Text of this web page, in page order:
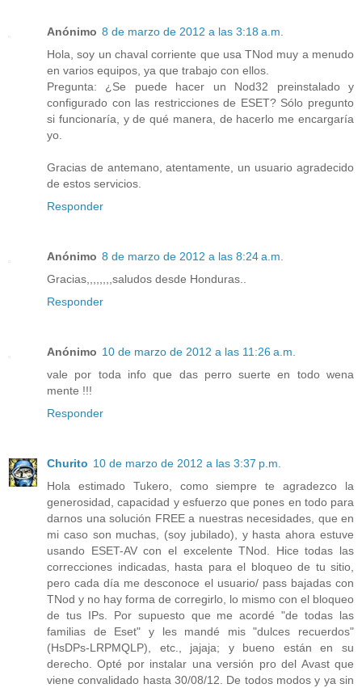
Anónimo 8 de marzo de 2012 a las 3:18 a.m.
Hola, soy un chaval corriente que usa TNod muy a menudo
en varios equipos, ya que trabajo con ellos.
Pregunta: ¿Se puede hacer un Nod32 preinstalado y
configurado con las restricciones de ESET? Sólo pregunto
si funcionaría, y de qué manera, de hacerlo me encargaría
yo.
Gracias de antemano, atentamente, un usuario agradecido
de estos servicios.
Responder
Anónimo 8 de marzo de 2012 a las 8:24 a.m.
Gracias,,,,,,,,saludos desde Honduras..
Responder
Anónimo 10 de marzo de 2012 a las 11:26 a.m.
vale por toda info que das perro suerte en todo wena
mente !!!
Responder
Churito 10 de marzo de 2012 a las 3:37 p.m.
Hola estimado Tukero, como siempre te agradezco la
generosidad, capacidad y esfuerzo que pones en todo para
darnos una solución FREE a nuestras necesidades, que en
mi caso son muchas, (soy jubilado), y hasta ahora estuve
usando ESET-AV con el excelente TNod. Hice todas las
correcciones indicadas, hasta para el bloqueo de tu sitio,
pero cada día me desconoce el usuario/ pass bajadas con
TNod y no hay forma de corregirlo, lo mismo con el bloqueo
de tus IPs. Por supuesto que me acordé "de todas las
familias de Eset" y les mandé mis "dulces recuerdos"
(HsDPs-LRPMQLP), etc., jajaja; y bueno están en su
derecho. Opté por instalar una versión pro del Avast que
viene convalidado hasta 30/08/12. De todos modos y ya sin